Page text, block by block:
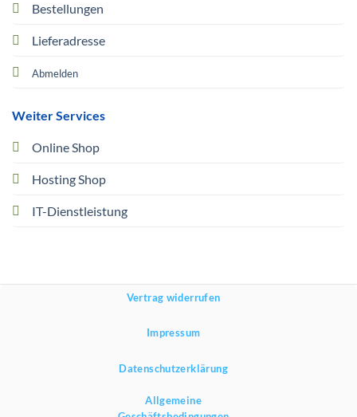
Bestellungen
Lieferadresse
Abmelden
Weiter Services
Online Shop
Hosting Shop
IT-Dienstleistung
Vertrag widerrufen
Impressum
Datenschutzerklärung
Allgemeine